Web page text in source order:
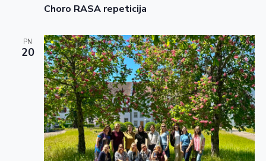
Choro RASA repeticija
PN
20